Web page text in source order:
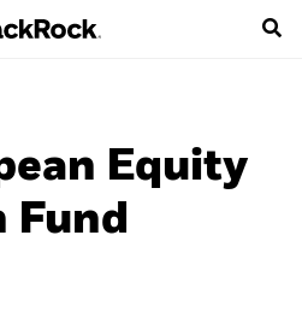
Equity
Fund